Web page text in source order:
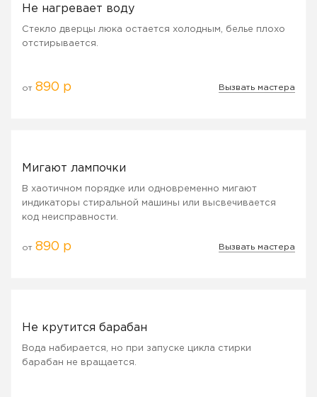
Не нагревает воду
Стекло дверцы люка остается холодным, белье плохо
отстирывается.
от 890 р Вызвать мастера
Мигают лампочки
В хаотичном порядке или одновременно мигают
индикаторы стиральной машины или высвечивается
код неисправности.
от 890 р Вызвать мастера
Не крутится барабан
Вода набирается, но при запуске цикла стирки
барабан не вращается.